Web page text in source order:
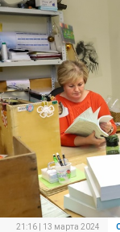
21:16 | 13 марта 2024